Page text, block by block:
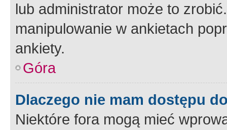
lub administrator może to
manipulowanie w ankietach
ankiety.
Góra
Dlaczego nie mam dostępu
Niektóre fora mogą mieć